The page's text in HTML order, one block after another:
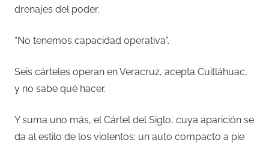
drenajes del poder.
“No tenemos capacidad operativa”.
Seis cárteles operan en Veracruz, acepta Cuitláhuac,
y no sabe qué hacer.
Y suma uno más, el Cártel del Siglo, cuya aparición se
da al estilo de los violentos: un auto compacto a pie